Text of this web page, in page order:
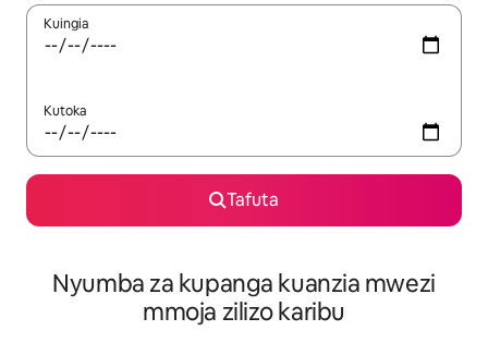
Kuingia
Kutoka
Tafuta
Nyumba za kupanga kuanzia mwezi
mmoja zilizo karibu